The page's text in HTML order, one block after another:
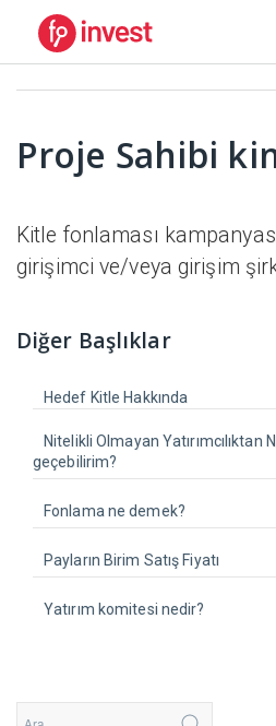
Proje Sahibi
Kitle fonlaması
girişimci ve/veya girişim
Diğer Başlıklar
Hedef Kitle Hakkında
Nitelikli Olmayan Yatırımcılıktan
geçebilirim?
Fonlama ne demek?
Payların Birim Satış Fiyatı
Yatırım komitesi nedir?